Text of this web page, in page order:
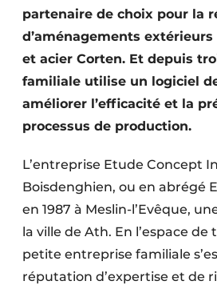
partenaire de choix pour la
d’aménagements
et acier Corten. Et depuis
familiale utilise un logiciel
améliorer l’efficacité et la
processus de production.
L’entreprise Etude Concept
Boisdenghien, ou en abrégé
en 1987 à Meslin-l’Evêque,
la ville de Ath. En l’espace de
petite entreprise familiale
réputation d’expertise et de